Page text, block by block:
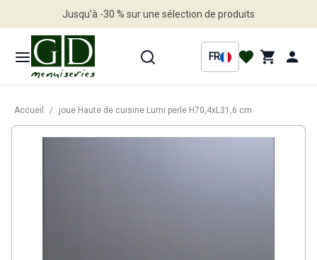
Jusqu'à -30 % sur une sélection de produits
FR
Accueil / joue Haute de cuisine Lumi perle H70,4xL31,6 cm